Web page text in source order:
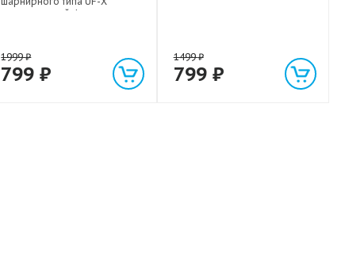
экстрасильной фиксации для
1999₽
799₽
1499₽
799 ₽